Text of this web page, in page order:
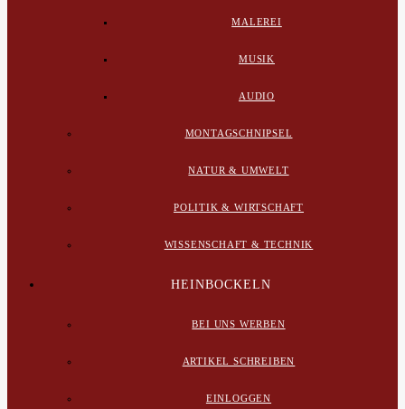
MALEREI
MUSIK
AUDIO
MONTAGSCHNIPSEL
NATUR & UMWELT
POLITIK & WIRTSCHAFT
WISSENSCHAFT & TECHNIK
HEINBOCKELN
BEI UNS WERBEN
ARTIKEL SCHREIBEN
EINLOGGEN